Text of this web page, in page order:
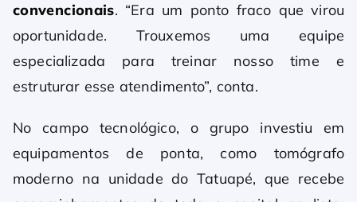
convencionais. “Era um ponto fraco que virou
oportunidade. Trouxemos uma equipe
especializada para treinar nosso time e
estruturar esse atendimento”, conta.
No campo tecnológico, o grupo investiu em
equipamentos de ponta, como tomógrafo
moderno na unidade do Tatuapé, que recebe